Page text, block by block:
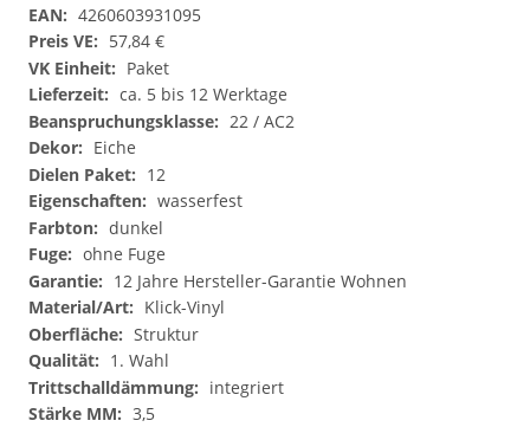
4260603931095
57,84 €
Paket
ca. 5 bis 12 Werktage
22 / AC2
Eiche
12
wasserfest
dunkel
ohne Fuge
12 Jahre Hersteller-Garantie Wohnen
Klick-Vinyl
Struktur
1. Wahl
integriert
3,5